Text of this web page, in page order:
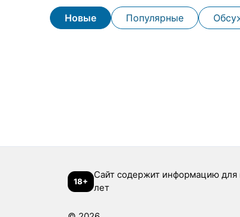
Новые Популярные
18+
Сайт содержит информацию
лет